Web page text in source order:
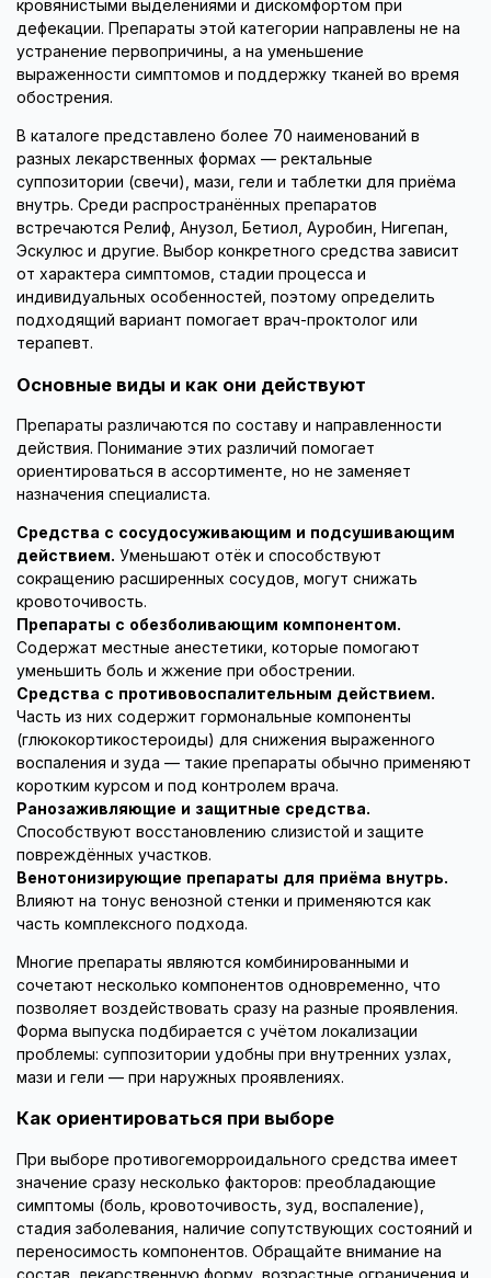
кровянистыми выделениями и дискомфортом при
дефекации. Препараты этой категории направлены не на
устранение первопричины, а на уменьшение
выраженности симптомов и поддержку тканей во время
обострения.
В каталоге представлено более 70 наименований в
разных лекарственных формах — ректальные
суппозитории (свечи), мази, гели и таблетки для приёма
внутрь. Среди распространённых препаратов
встречаются Релиф, Анузол, Бетиол, Ауробин, Нигепан,
Эскулюс и другие. Выбор конкретного средства зависит
от характера симптомов, стадии процесса и
индивидуальных особенностей, поэтому определить
подходящий вариант помогает врач-проктолог или
терапевт.
Основные виды и как они действуют
Препараты различаются по составу и направленности
действия. Понимание этих различий помогает
ориентироваться в ассортименте, но не заменяет
назначения специалиста.
Средства с сосудосуживающим и подсушивающим
действием. Уменьшают отёк и способствуют
сокращению расширенных сосудов, могут снижать
кровоточивость.
Препараты с обезболивающим компонентом.
Содержат местные анестетики, которые помогают
уменьшить боль и жжение при обострении.
Средства с противовоспалительным действием.
Часть из них содержит гормональные компоненты
(глюкокортикостероиды) для снижения выраженного
воспаления и зуда — такие препараты обычно применяют
коротким курсом и под контролем врача.
Ранозаживляющие и защитные средства.
Способствуют восстановлению слизистой и защите
повреждённых участков.
Венотонизирующие препараты для приёма внутрь.
Влияют на тонус венозной стенки и применяются как
часть комплексного подхода.
Многие препараты являются комбинированными и
сочетают несколько компонентов одновременно, что
позволяет воздействовать сразу на разные проявления.
Форма выпуска подбирается с учётом локализации
проблемы: суппозитории удобны при внутренних узлах,
мази и гели — при наружных проявлениях.
Как ориентироваться при выборе
При выборе противогеморроидального средства имеет
значение сразу несколько факторов: преобладающие
симптомы (боль, кровоточивость, зуд, воспаление),
стадия заболевания, наличие сопутствующих состояний и
переносимость компонентов. Обращайте внимание на